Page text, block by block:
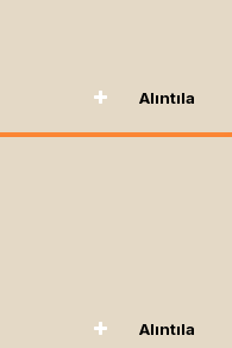
Alıntıla
Alıntıla